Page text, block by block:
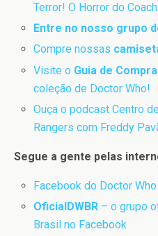
Terror! O Horror do
Entre no nosso grupo
Compre nossas
Visite o Guia de
coleção de Doctor Who!
Ouça o podcast Centro
Rangers com Freddy
Segue a gente pelas
Facebook do Doctor
OficialDWBR – o grupo
Brasil no Facebook